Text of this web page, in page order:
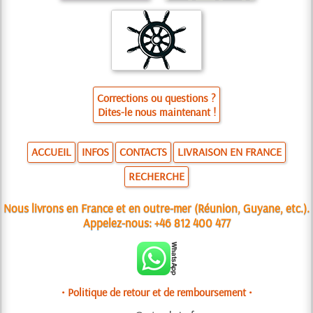
Corrections ou questions ?
Dites-le nous maintenant !
ACCUEIL INFOS CONTACTS
LIVRAISON EN FRANCE
RECHERCHE
Nous livrons en France et en outre-mer (Réunion, Guyane, etc.).
Appelez-nous:+46 812 400 477
• Politique de retour et de remboursement •